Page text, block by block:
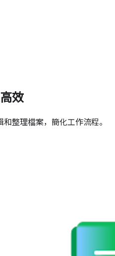
效
整理檔案，簡化工作流程。